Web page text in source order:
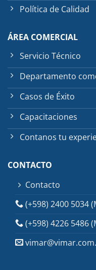
Política de Calidad
ÁREA COMERCIAL
Servicio Técnico
Departamento
Casos de Éxito
Capacitaciones
Contanos tu
CONTACTO
Contacto
(+598) 2400 5034
(+598) 4226 5486